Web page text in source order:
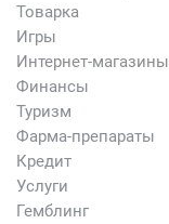
Товарка
Игры
Интернет-магазины
Финансы
Туризм
Фарма-препараты
Кредит
Услуги
Гемблинг